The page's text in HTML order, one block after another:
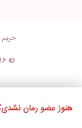
© 1396
هنوز عضو رمان